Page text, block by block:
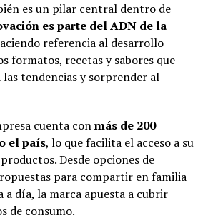
es un pilar central dentro de
es parte del ADN de la
referencia al desarrollo
formatos, recetas y sabores que
las tendencias y sorprender al
cuenta conmás de 200
el país, lo que facilita el acceso a su
Desde opciones de
para compartir en familia
día, la marca apuesta a cubrir
de consumo.